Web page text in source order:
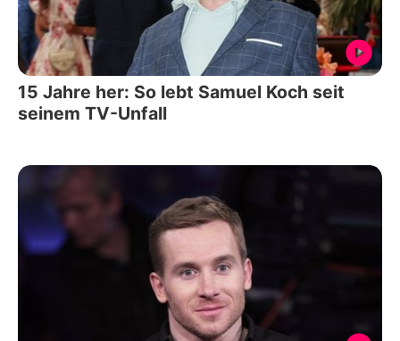
15 Jahre her: So lebt Samuel Koch seit
seinem TV-Unfall